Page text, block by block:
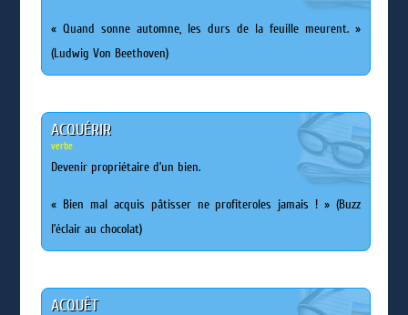
« Quand sonne automne, les durs de la feuille meurent. »
(Ludwig Von Beethoven)
ACQUÉRIR
verbe
Devenir propriétaire d’un bien.
« Bien mal acquis pâtisser ne profiteroles jamais ! » (Buzz
l’éclair au chocolat)
ACQUÊT